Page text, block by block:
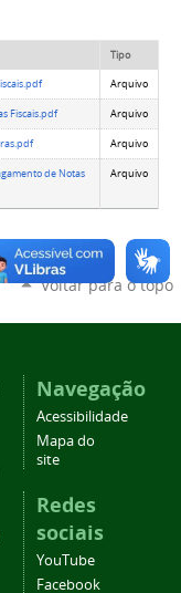
Tipo
Arquivo
Fiscais.pdf Arquivo
Arquivo
de Notas
Arquivo
Voltar para o topo
Navegação
Acessibilidade
Mapa do
site
Redes
sociais
YouTube
Facebook